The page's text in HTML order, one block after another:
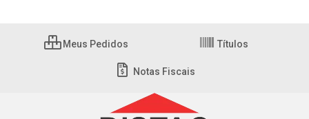
Meus Pedidos Títulos
Notas Fiscais